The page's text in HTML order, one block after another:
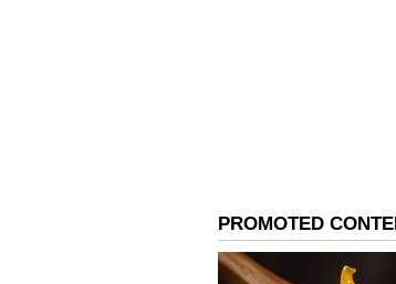
முழு-HD+ OLED
ஜெனரல் 3 பிராசஸர்